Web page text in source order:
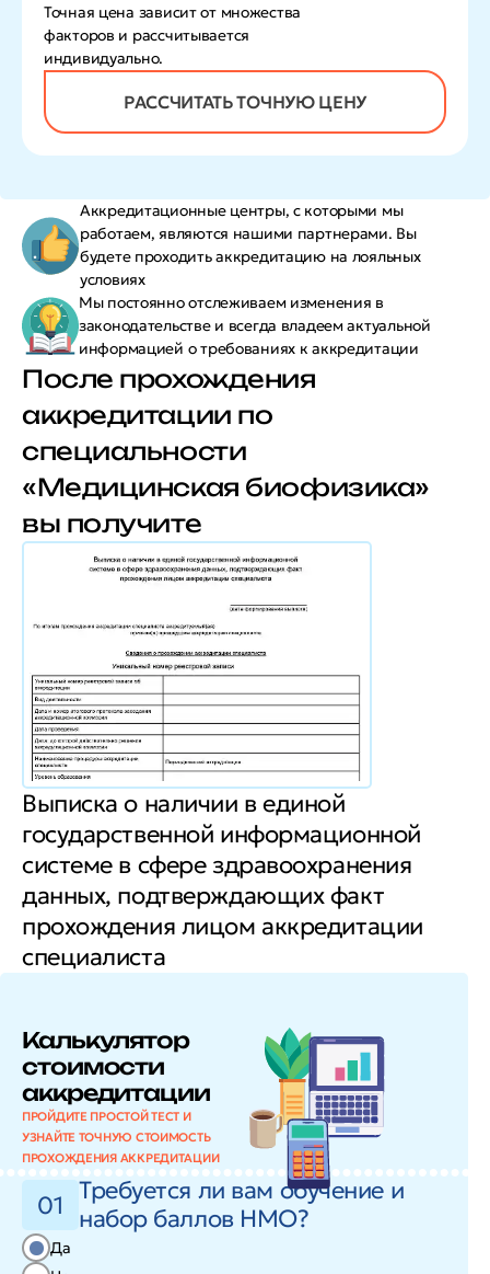
Точная цена зависит от множества
факторов и рассчитывается
индивидуально.
РАССЧИТАТЬ ТОЧНУЮ ЦЕНУ
Аккредитационные центры, с которыми мы
работаем, являются нашими партнерами. Вы
будете проходить аккредитацию на лояльных
условиях
Мы постоянно отслеживаем изменения в
законодательстве и всегда владеем актуальной
информацией о требованиях к аккредитации
После прохождения
аккредитации по
специальности
«Медицинская биофизика»
вы получите
Выписка о наличии в единой
государственной информационной
системе в сфере здравоохранения
данных, подтверждающих факт
прохождения лицом аккредитации
специалиста
Калькулятор
стоимости
аккредитации
ПРОЙДИТЕ ПРОСТОЙ ТЕСТ И
УЗНАЙТЕ ТОЧНУЮ СТОИМОСТЬ
ПРОХОЖДЕНИЯ АККРЕДИТАЦИИ
01 Требуется ли вам обучение и
набор баллов НМО?
Да